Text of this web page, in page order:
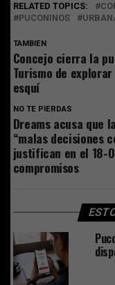
RELATED TOPICS:
PUCONINOS
TAMBIEN
Concejo cierra la
Turismo de
esquí
NO TE PIERDAS
Dreams acusa que
“malas decisiones
justifican en el 18-
compromisos